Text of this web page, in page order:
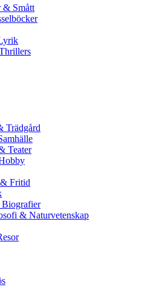
& Smått
Trädgård
Teater
Fritid
& Naturvetenskap